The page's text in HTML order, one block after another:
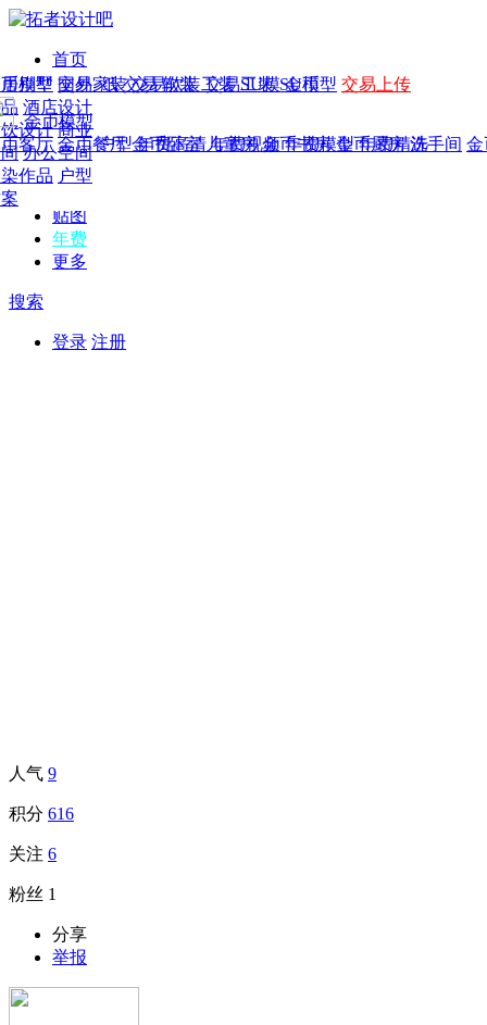
首页
发现
年费 作品 图纸 交易 软装 工装 SU模 金币
年费版块
费图纸 年费户型 年费高清 年费视频 年费模型 年费精选
作品
别墅 国外
酒店设计
设计 商业
办公空间
作品 户型
模型
模型 交易家装 交易软装 交易工装 SU模型 交易上传
金币模型
客厅 金币餐厅 金币卧室 儿童房 金币书房 金币厨房 洗手间 金
CAD
概念
贴图
年费
更多
搜索
登录 注册
人气 9
积分 616
关注 6
粉丝 1
分享
举报